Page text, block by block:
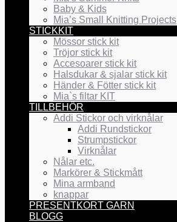
Baby & Kids
Mia’s Small Knitting Projects
STICKKIT
Mössor stick kit
Tröjor stick kit
Accesoarer stick kit
Halsdukar & sjalar stick kit
Händer & Fötter stick kit
Mia`s filtar KIT
TILLBEHÖR
Addi Stickor och virknålar
Addi Rundstickor
Strumpstickor
Virknålar
Nålar etc.
Markörer & Stickmått
Mina armband
knappar
PRESENTKORT GARN
BLOGG